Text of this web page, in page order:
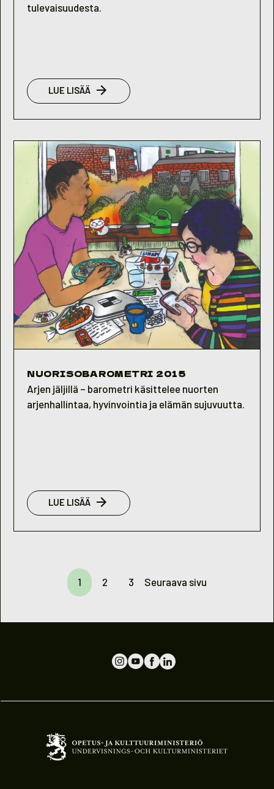
tulevaisuudesta.
LUE LISÄÄ:
NUORISOBAROMETRI
NUORISOBAROMETRI 2015
Arjen jäljillä – barometri käsittelee nuorten
arjenhallintaa, hyvinvointia ja elämän sujuvuutta.
LUE LISÄÄ:
NUORISOBAROMETRI
1 2 3 Seuraava sivu